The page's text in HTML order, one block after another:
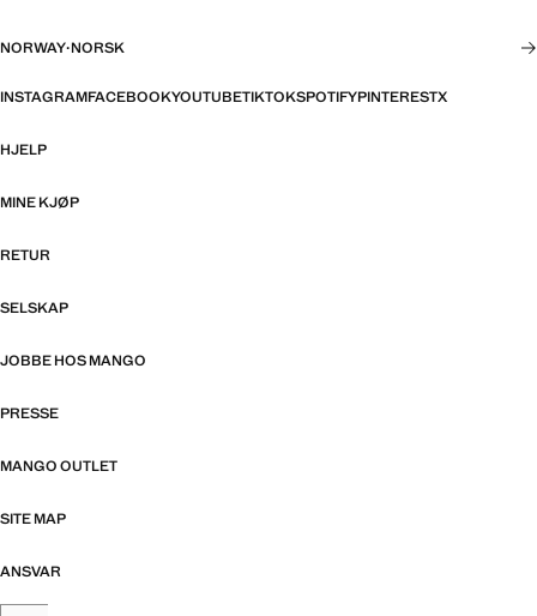
NORWAY·NORSK
INSTAGRAMFACEBOOKYOUTUBETIKTOKSPOTIFYPINTERESTX
HJELP
MINE KJØP
RETUR
SELSKAP
JOBBE HOS MANGO
PRESSE
MANGO OUTLET
SITE MAP
ANSVAR